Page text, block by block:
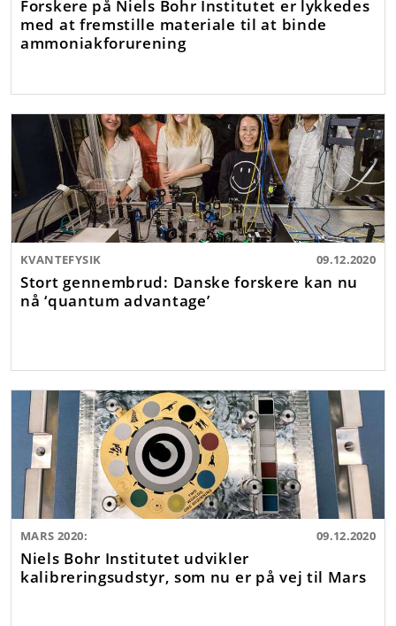
Forskere på Niels Bohr Institutet er lykkedes
med at fremstille materiale til at binde
ammoniakforurening
KVANTEFYSIK 09.12.2020
Stort gennembrud: Danske forskere kan nu
nå ‘quantum advantage’
MARS 2020: 09.12.2020
Niels Bohr Institutet udvikler
kalibreringsudstyr, som nu er på vej til Mars